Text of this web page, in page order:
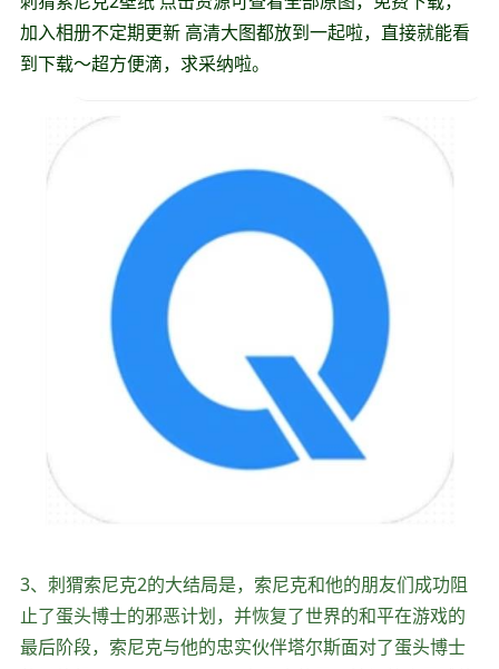
加入相册不定期更新 高清大图都放到一起啦，直接就能看
到下载～超方便滴，求采纳啦。
3、刺猬索尼克2的大结局是，索尼克和他的朋友们成功阻
止了蛋头博士的邪恶计划，并恢复了世界的和平在游戏的
最后阶段，索尼克与他的忠实伙伴塔尔斯面对了蛋头博士